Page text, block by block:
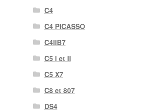
C4
C4 PICASSO
C4IIB7
C5 I et II
C5 X7
C8 et 807
DS4